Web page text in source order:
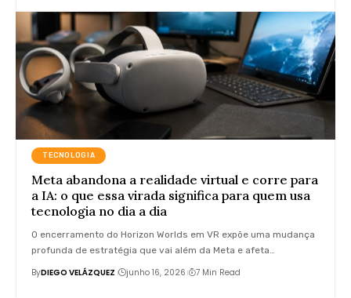
TECNOLOGIA
Meta abandona a realidade virtual e corre para
a IA: o que essa virada significa para quem usa
tecnologia no dia a dia
O encerramento do Horizon Worlds em VR expõe uma mudança
profunda de estratégia que vai além da Meta e afeta…
ByDIEGO VELÁZQUEZ junho 16, 2026 7 Min Read